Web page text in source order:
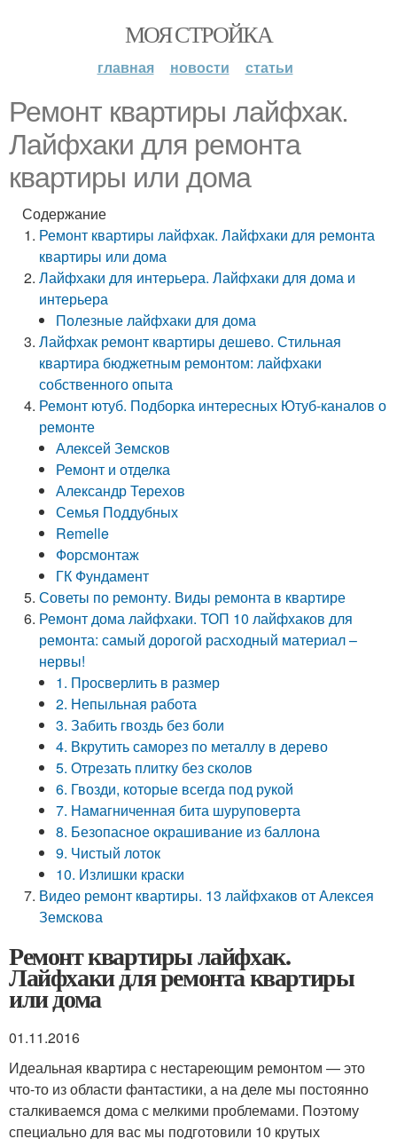
МОЯ СТРОЙКА
главная новости статьи
Ремонт квартиры лайфхак.
Лайфхаки для ремонта
квартиры или дома
Содержание
Ремонт квартиры лайфхак. Лайфхаки для ремонта
квартиры или дома
Лайфхаки для интерьера. Лайфхаки для дома и
интерьера
Полезные лайфхаки для дома
Лайфхак ремонт квартиры дешево. Стильная
квартира бюджетным ремонтом: лайфхаки
собственного опыта
Ремонт ютуб. Подборка интересных Ютуб-каналов о
ремонте
Алексей Земсков
Ремонт и отделка
Александр Терехов
Семья Поддубных
Remelle
Форсмонтаж
ГК Фундамент
Советы по ремонту. Виды ремонта в квартире
Ремонт дома лайфхаки. ТОП 10 лайфхаков для
ремонта: самый дорогой расходный материал –
нервы!
1. Просверлить в размер
2. Непыльная работа
3. Забить гвоздь без боли
4. Вкрутить саморез по металлу в дерево
5. Отрезать плитку без сколов
6. Гвозди, которые всегда под рукой
7. Намагниченная бита шуруповерта
8. Безопасное окрашивание из баллона
9. Чистый лоток
10. Излишки краски
Видео ремонт квартиры. 13 лайфхаков от Алексея
Земскова
Ремонт квартиры лайфхак.
Лайфхаки для ремонта квартиры
или дома
01.11.2016
Идеальная квартира с нестареющим ремонтом — это
что-то из области фантастики, а на деле мы постоянно
сталкиваемся дома с мелкими проблемами. Поэтому
специально для вас мы подготовили 10 крутых